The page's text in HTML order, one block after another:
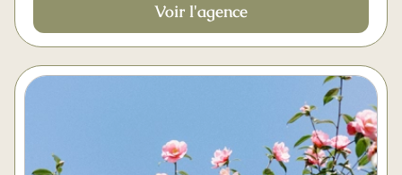
Voir l'agence